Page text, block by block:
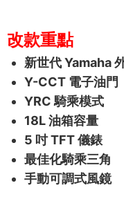
改款重點
新世代 Yamaha
Y-CCT 電子油門
YRC 騎乘模式
18L 油箱容量
5 吋 TFT 儀錶
最佳化騎乘三角
手動可調式風鏡